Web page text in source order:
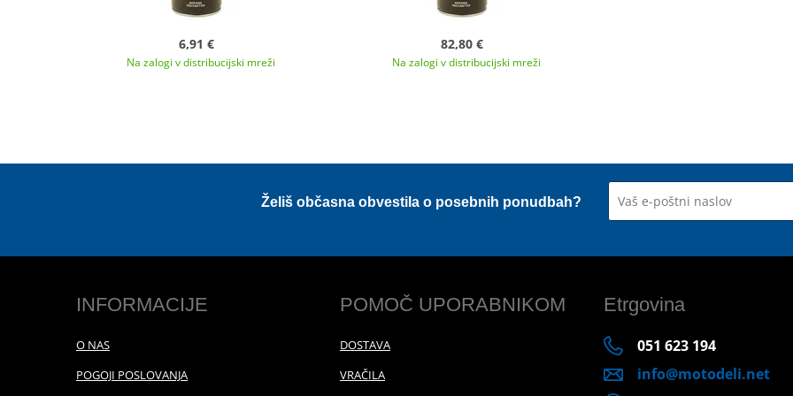
6,91 €
Na zalogi v distribucijski mreži
82,80 €
Na zalogi v distribucijski mreži
Želiš občasna obvestila o posebnih ponudbah?
INFORMACIJE
O NAS
POGOJI POSLOVANJA
POMOČ UPORABNIKOM
DOSTAVA
VRAČILA
Etrgovina
051 623 194
info@motodeli.net